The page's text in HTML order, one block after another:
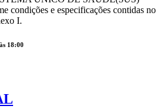
condições e especificações contidas no
I.
18:00